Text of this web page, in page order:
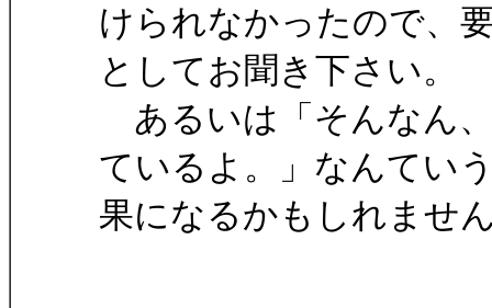
けられなかったので、
としてお聞き下さい。
あるいは「そんなん
ているよ。」なんてい
果になるかもしれませ